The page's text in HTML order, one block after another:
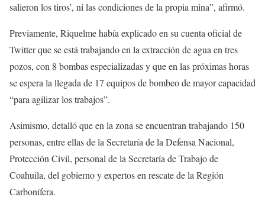
salieron los tiros’, ni las condiciones de la propia mina”, afirmó.
Previamente, Riquelme había explicado en su cuenta oficial de
Twitter que se está trabajando en la extracción de agua en tres
pozos, con 8 bombas especializadas y que en las próximas horas
se espera la llegada de 17 equipos de bombeo de mayor capacidad
“para agilizar los trabajos”.
Asimismo, detalló que en la zona se encuentran trabajando 150
personas, entre ellas de la Secretaría de la Defensa Nacional,
Protección Civil, personal de la Secretaría de Trabajo de
Coahuila, del gobierno y expertos en rescate de la Región
Carbonífera.